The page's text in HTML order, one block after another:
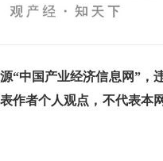
中国产业经济信息网”，
作者个人观点，不代表本